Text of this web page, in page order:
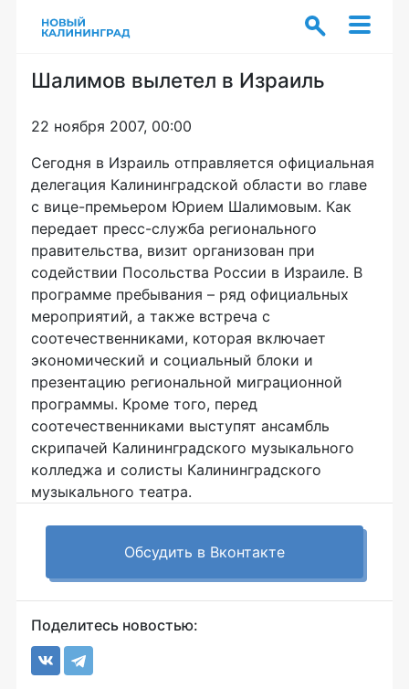
Шалимов вылетел в Израиль
22 ноября 2007, 00:00
Сегодня в Израиль отправляется официальная
делегация Калининградской области во главе
с вице-премьером Юрием Шалимовым. Как
передает пресс-служба регионального
правительства, визит организован при
содействии Посольства России в Израиле. В
программе пребывания – ряд официальных
мероприятий, а также встреча с
соотечественниками, которая включает
экономический и социальный блоки и
презентацию региональной миграционной
программы. Кроме того, перед
соотечественниками выступят ансамбль
скрипачей Калининградского музыкального
колледжа и солисты Калининградского
музыкального театра.
Обсудить в Вконтакте
Поделитесь новостью: